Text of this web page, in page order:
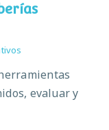
evaluar y